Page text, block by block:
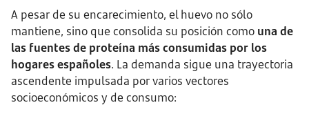
A pesar de su encarecimiento, el huevo no sólo
mantiene, sino que consolida su posición como una de
las fuentes de proteína más consumidas por los
hogares españoles. La demanda sigue una trayectoria
ascendente impulsada por varios vectores
socioeconómicos y de consumo: